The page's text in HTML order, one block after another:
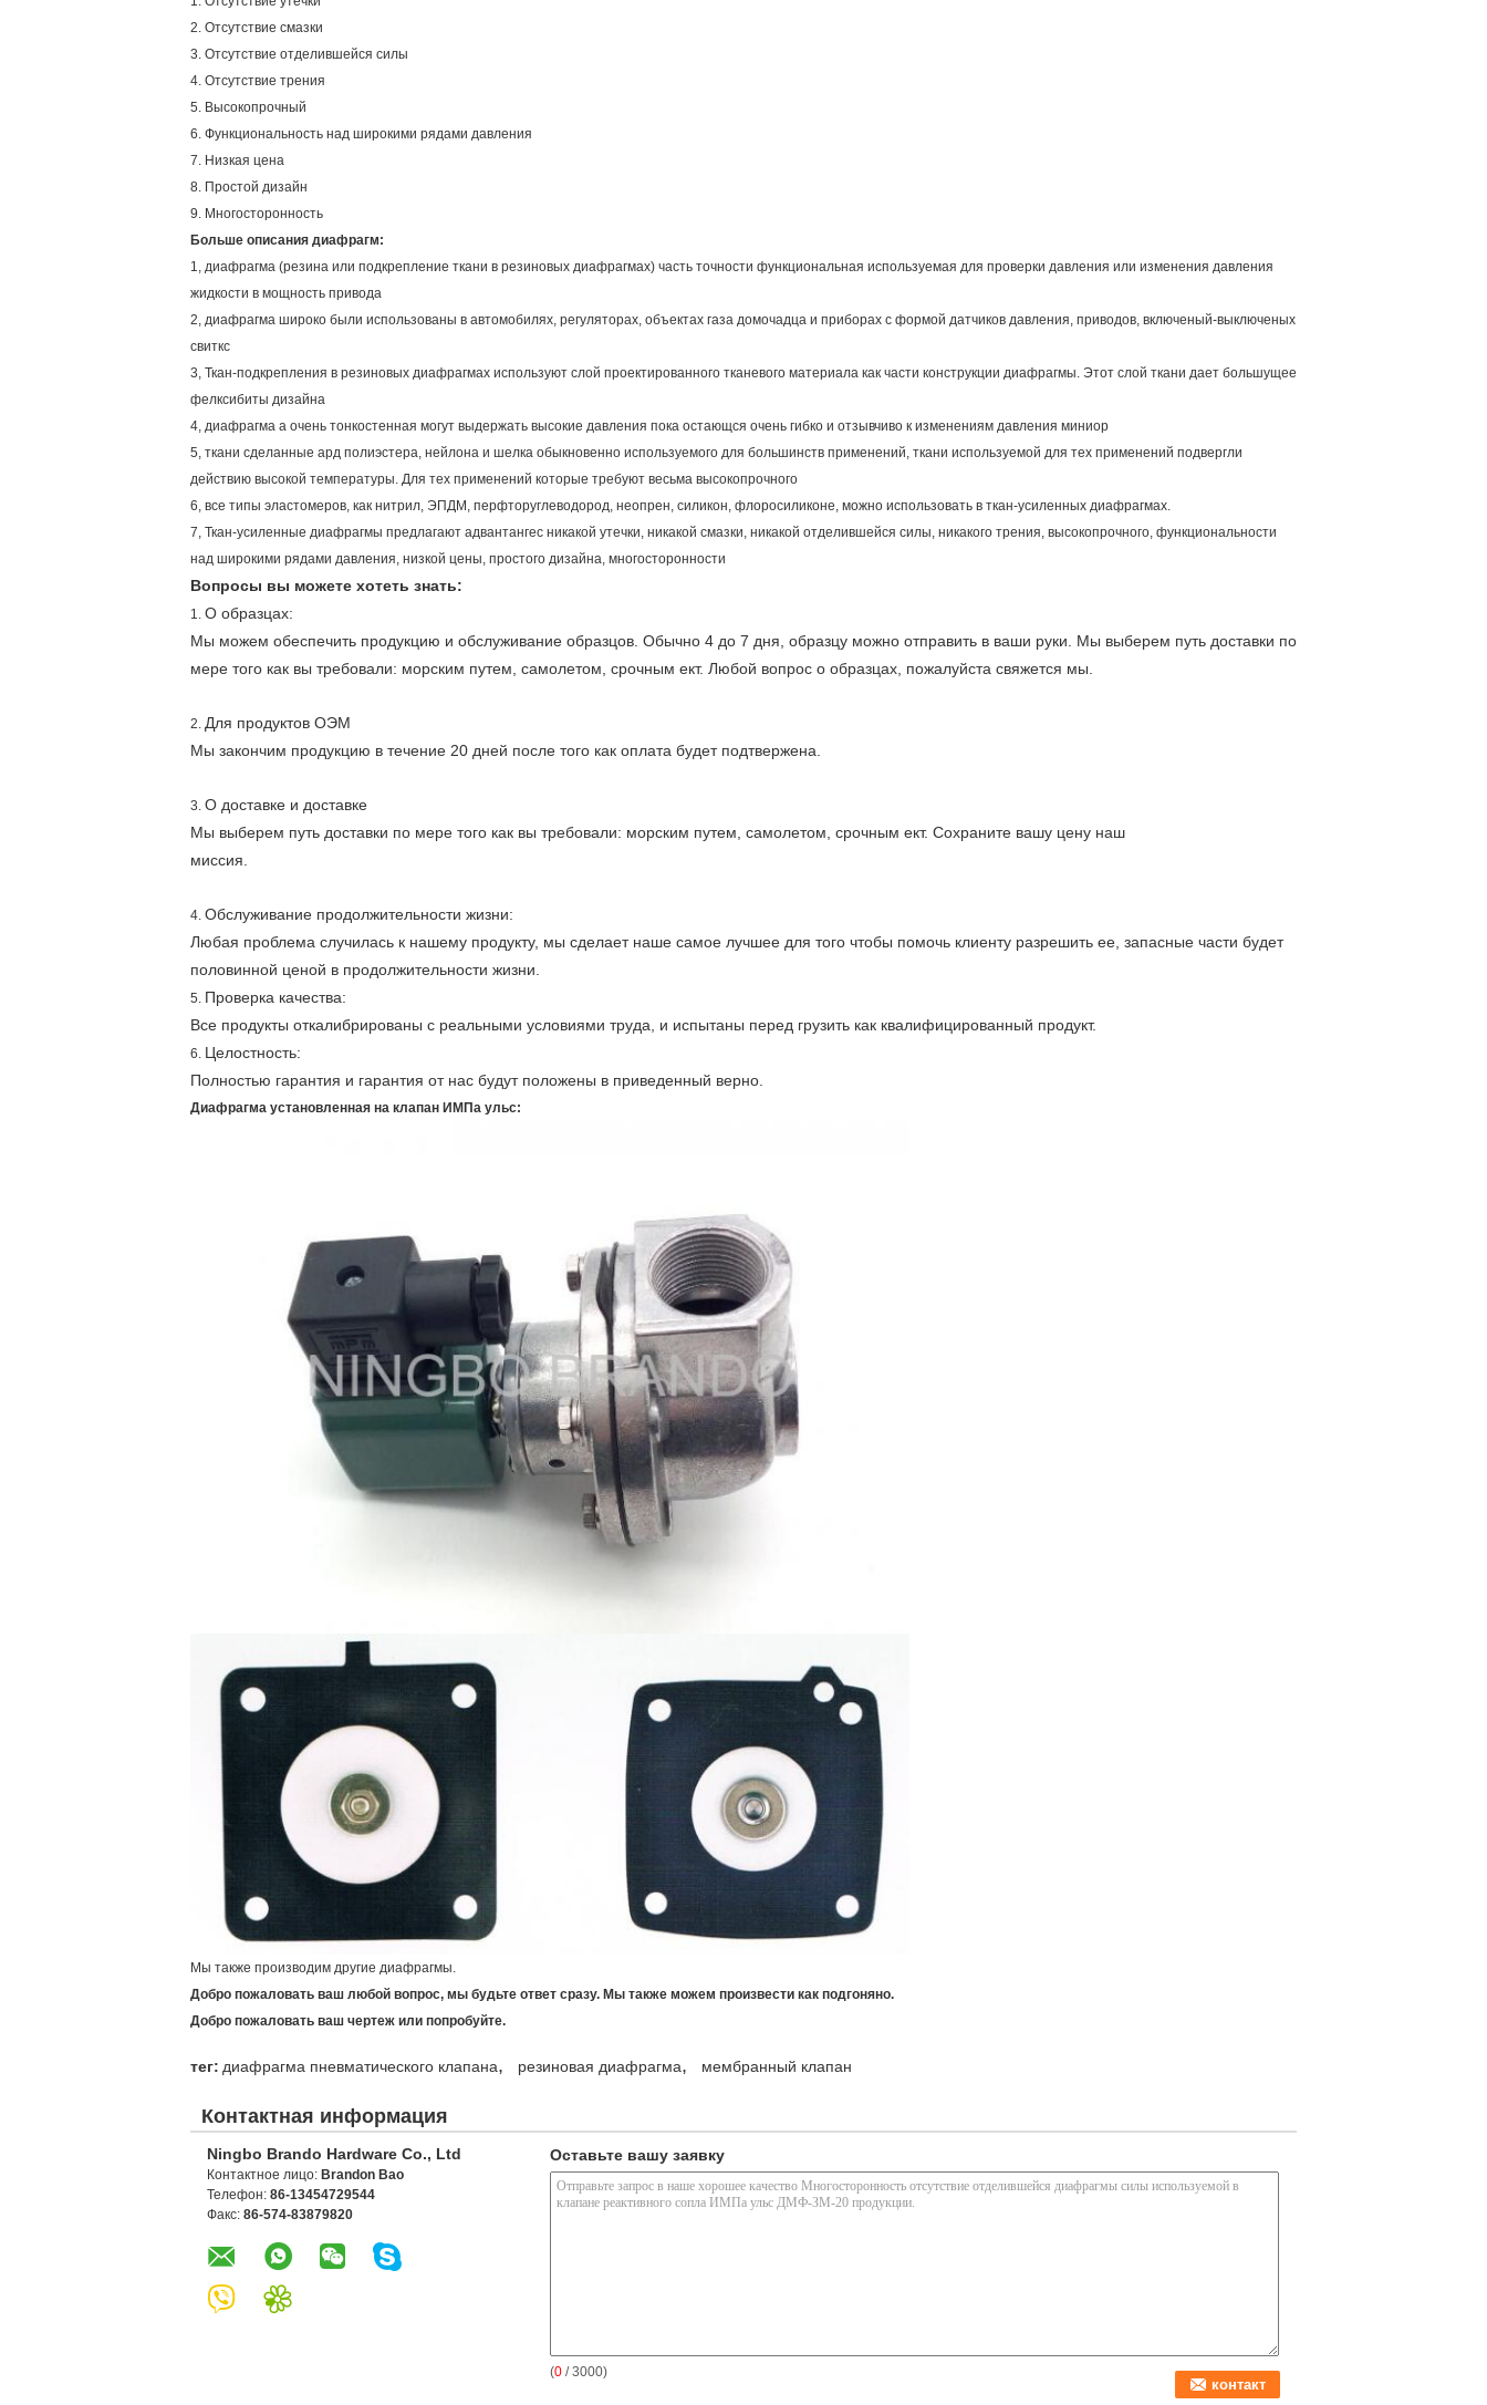
2. Отсутствие смазки
3. Отсутствие отделившейся силы
4. Отсутствие трения
5. Высокопрочный
6. Функциональность над широкими рядами давления
7. Низкая цена
8. Простой дизайн
9. Многосторонность
Больше описания диафрагм:
1, диафрагма (резина или подкрепление ткани в резиновых диафрагмах) часть точности функциональная используемая для проверки давления или изменения давления
жидкости в мощность привода
2, диафрагма широко были использованы в автомобилях, регуляторах, объектах газа домочадца и приборах с формой датчиков давления, приводов, включеный-выключеных
свиткс
3, Ткан-подкрепления в резиновых диафрагмах используют слой проектированного тканевого материала как части конструкции диафрагмы. Этот слой ткани дает большущее
фелксибиты дизайна
4, диафрагма а очень тонкостенная могут выдержать высокие давления пока остающся очень гибко и отзывчиво к изменениям давления миниор
5, ткани сделанные ард полиэстера, нейлона и шелка обыкновенно используемого для большинств применений, ткани используемой для тех применений подвергли
действию высокой температуры. Для тех применений которые требуют весьма высокопрочного
6, все типы эластомеров, как нитрил, ЭПДМ, перфторуглеводород, неопрен, силикон, флоросиликоне, можно использовать в ткан-усиленных диафрагмах.
7, Ткан-усиленные диафрагмы предлагают адвантангес никакой утечки, никакой смазки, никакой отделившейся силы, никакого трения, высокопрочного, функциональности
над широкими рядами давления, низкой цены, простого дизайна, многосторонности
Вопросы вы можете хотеть знать:
1. О образцах:
Мы можем обеспечить продукцию и обслуживание образцов. Обычно 4 до 7 дня, образцу можно отправить в ваши руки. Мы выберем путь доставки по
мере того как вы требовали: морским путем, самолетом, срочным ект. Любой вопрос о образцах, пожалуйста свяжется мы.
2. Для продуктов ОЭМ
Мы закончим продукцию в течение 20 дней после того как оплата будет подтвержена.
3. О доставке и доставке
Мы выберем путь доставки по мере того как вы требовали: морским путем, самолетом, срочным ект. Сохраните вашу цену наш
миссия.
4. Обслуживание продолжительности жизни:
Любая проблема случилась к нашему продукту, мы сделает наше самое лучшее для того чтобы помочь клиенту разрешить ее, запасные части будет
половинной ценой в продолжительности жизни.
5. Проверка качества:
Все продукты откалибрированы с реальными условиями труда, и испытаны перед грузить как квалифицированный продукт.
6. Целостность:
Полностью гарантия и гарантия от нас будут положены в приведенный верно.
Диафрагма установленная на клапан ИМПа ульс:
Мы также производим другие диафрагмы.
Добро пожаловать ваш любой вопрос, мы будьте ответ сразу. Мы также можем произвести как подгоняно.
Добро пожаловать ваш чертеж или попробуйте.
тег: диафрагма пневматического клапана, резиновая диафрагма, мембранный клапан
Контактная информация
Ningbo Brando Hardware Co., Ltd
Контактное лицо: Brandon Bao
Телефон: 86-13454729544
Факс: 86-574-83879820
Оставьте вашу заявку
(0 / 3000)